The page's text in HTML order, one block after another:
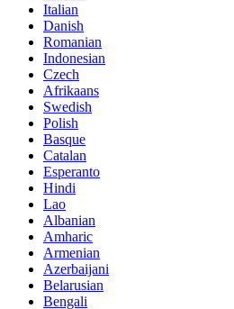
Italian
Danish
Romanian
Indonesian
Czech
Afrikaans
Swedish
Polish
Basque
Catalan
Esperanto
Hindi
Lao
Albanian
Amharic
Armenian
Azerbaijani
Belarusian
Bengali